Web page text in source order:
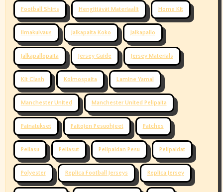
Football Shirts Hengittävät Materiaalit Home Kit
Ilmakuivaus Jalkapaita Koko Jalkapallo
Jalkapallopaita Jersey Guide Jersey Materials
Kit Clash Kolmospaita Lamine Yamal
Manchester United Manchester United Pelipaita
Painatukset Paitojen Pesuohjeet Patches
Peliasu Peliasut Pelipaidan Pesu Pelipaidat
Polyester Replica Football Jerseys Replica Jersey